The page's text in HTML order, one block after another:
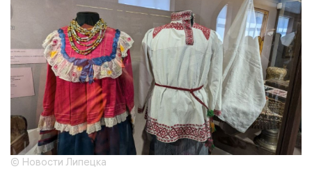
© Новости Липецка